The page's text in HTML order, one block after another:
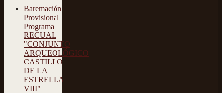
Baremación
Provisional
Programa
RECUAL
"CONJUNTO
ARQUEOLÓGICO
CASTILLO
DE LA
ESTRELLA
VIII"